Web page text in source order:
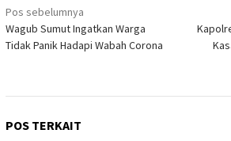
Navigasi
pos
Pos sebelumnya
Wagub Sumut Ingatkan Warga
Tidak Panik Hadapi Wabah Corona
POS TERKAIT